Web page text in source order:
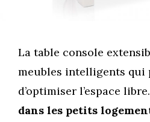
La table console
meubles intelligents qui
d’optimiser l’espace libre.
dans les petits